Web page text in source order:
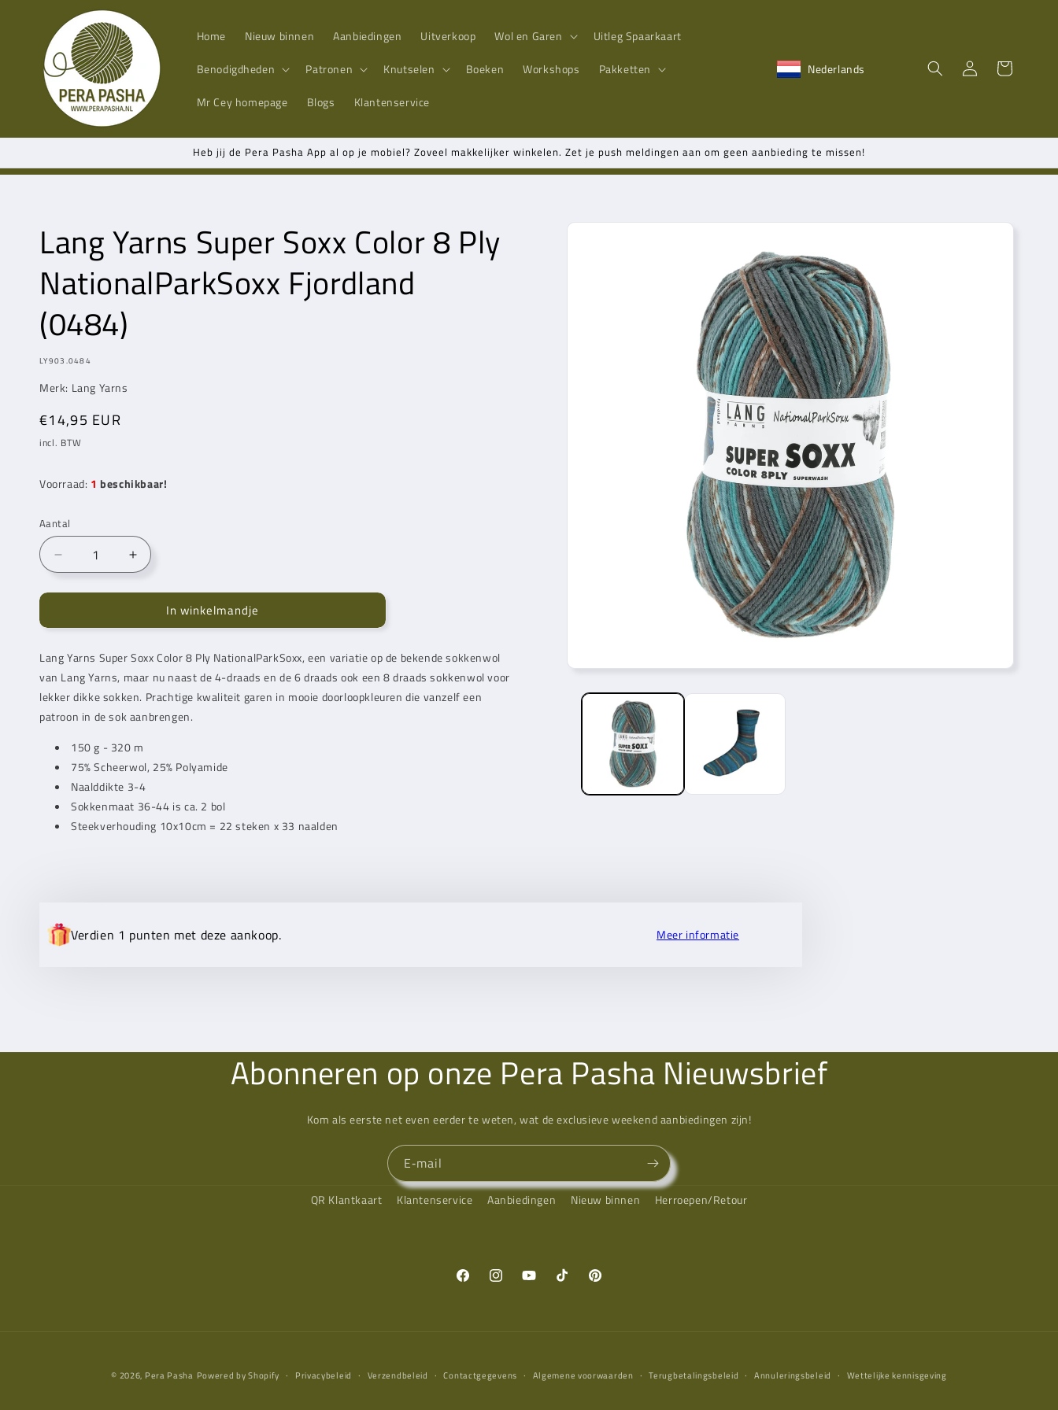
content Home Nieuw binnen Aanbiedingen Uitverkoop Wol en Garen
Uitleg Spaarkaart
Benodigdheden
Patronen Knutselen Boeken Workshops
Pakketten
Mr Cey homepage Blogs Klantenservice
Nederlands InloggenWinkelwagen
Heb jij de Pera Pasha App al op je mobiel? Zoveel makkelijker winkelen. Zet je push meldingen aan om geen aanbieding te missen!
Lang Yarns Super Soxx Color 8 Ply
NationalParkSoxx Fjordland
(0484)
MODEL:
LY903.0484
Merk: Lang Yarns
Normale
prijs
€14,95 EUR
incl. BTW
Voorraad: 1 beschikbaar!
Aantal
Aantal
verlagen
voor
Yarns
Soxx
Color
8
Fjordland
(0484)
Aantal
verhogen
voor
Yarns
Soxx
Color
8
Ply
NationalParkSoxx
Fjordland
(0484)
In winkelmandje
Lang Yarns Super Soxx Color 8 Ply NationalParkSoxx, een variatie op de bekende sokkenwol
van Lang Yarns, maar nu naast de 4-draads en de 6 draads ook een 8 draads sokkenwol voor
lekker dikke sokken. Prachtige kwaliteit garen in mooie doorloopkleuren die vanzelf een
patroon in de sok aanbrengen.
150 g - 320 m
75% Scheerwol, 25% Polyamide
Naalddikte 3-4
Sokkenmaat 36-44 is ca. 2 bol
Steekverhouding 10x10cm = 22 steken x 33 naalden
Verdien 1 punten met deze aankoop. Meer informatie
Abonneren op onze Pera Pasha Nieuwsbrief
Kom als eerste net even eerder te weten, wat de exclusieve weekend aanbiedingen zijn!
E‑mail
QR Klantkaart Klantenservice Aanbiedingen Nieuw binnen Herroepen/Retour
FacebookInstagramYouTubeTikTok Pinterest
© 2026, Pera Pasha Powered by Shopify Privacybeleid Verzendbeleid Contactgegevens Algemene voorwaarden Terugbetalingsbeleid Annuleringsbeleid Wettelijke kennisgeving